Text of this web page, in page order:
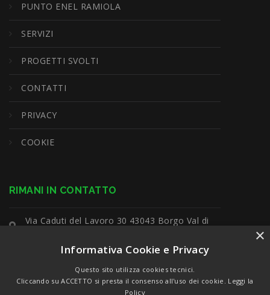
PUNTO ENEL RAMIOLA
SERVIZI
PROGETTI SVOLTI
CONTATTI
PRIVACY
COOKIE
RIMANI IN CONTATTO
Via Caduti del Lavoro 30 43043 Borgo Val di
×
Informativa Cookie e Privacy
Questo sito utilizza cookies tecnici.
Cliccando su ACCETTO si presta il consenso all'uso dei cookie. Leggi la
Policy